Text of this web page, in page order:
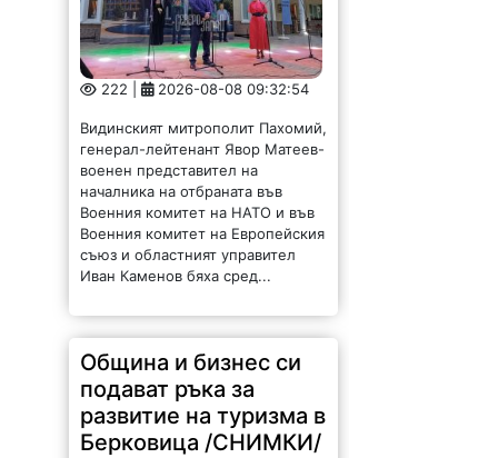
222 | 2026-08-08 09:32:54
Видинският митрополит Пахомий,
генерал-лейтенант Явор Матеев-
военен представител на
началника на отбраната във
Военния комитет на НАТО и във
Военния комитет на Европейския
съюз и областният управител
Иван Каменов бяха сред...
Община и бизнес си
подават ръка за
развитие на туризма в
Берковица /СНИМКИ/